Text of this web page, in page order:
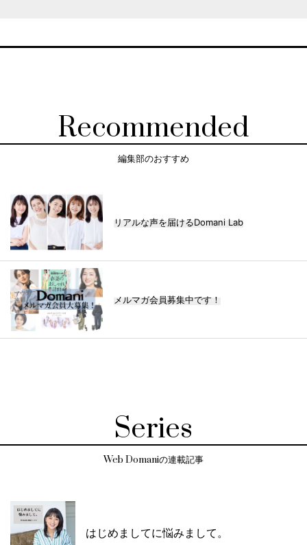
Recommended
編集部のおすすめ
リアルな声を届けるDomani Lab
メルマガ会員募集中です！
Series
Web Domaniの連載記事
はじめましてに悩みまして。